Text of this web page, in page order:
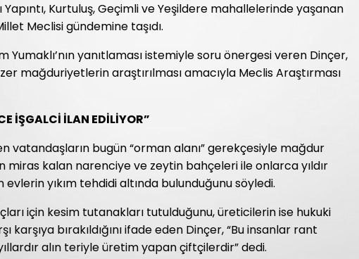
Kurtuluş, Geçimli ve Yeşildere mahallelerinde yaşanan
Meclisi gündemine taşıdı.
Yumaklı’nın yanıtlaması istemiyle soru önergesi veren Dinçer,
mağduriyetlerin araştırılması amacıyla Meclis Araştırması
İŞGALCİ İLAN EDİLİYOR”
vatandaşların bugün “orman alanı” gerekçesiyle mağdur
kalan narenciye ve zeytin bahçeleri ile onlarca yıldır
yıkım tehdidi altında bulunduğunu söyledi.
için kesim tutanakları tutulduğunu, üreticilerin ise hukuki
karşıya bırakıldığını ifade eden Dinçer, “Bu insanlar rant
alın teriyle üretim yapan çiftçilerdir” dedi.